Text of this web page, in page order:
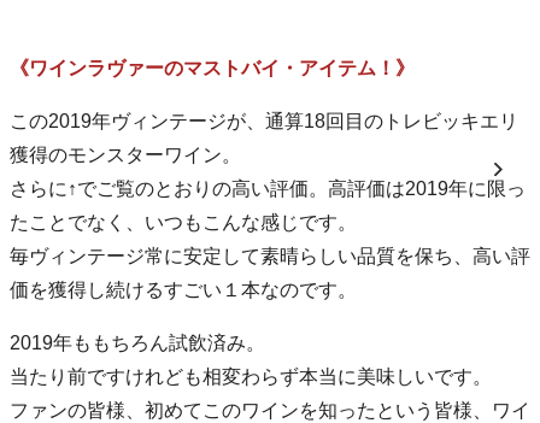
《ワインラヴァーのマストバイ・アイテム！》
この2019年ヴィンテージが、通算18回目のトレビッキエリ
獲得のモンスターワイン。
さらに↑でご覧のとおりの高い評価。高評価は2019年に限っ
たことでなく、いつもこんな感じです。
毎ヴィンテージ常に安定して素晴らしい品質を保ち、高い評
価を獲得し続けるすごい１本なのです。
2019年ももちろん試飲済み。
当たり前ですけれども相変わらず本当に美味しいです。
ファンの皆様、初めてこのワインを知ったという皆様、ワイ